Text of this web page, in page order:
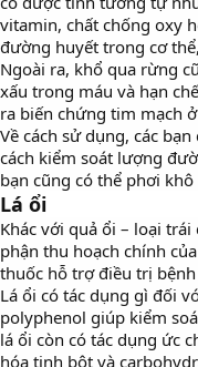
vitamin, chất chống oxy
đường huyết trong cơ
Ngoài ra, khổ qua rừng
xấu trong máu và hạn
ra biến chứng tim mạch
Về cách sử dụng, các
cách kiểm soát lượng
bạn cũng có thể phơi
Lá ổi
Khác với quả ổi – loại
phận thu hoạch chính
thuốc hỗ trợ điều trị
Lá ổi có tác dụng gì đối
polyphenol giúp kiểm
lá ổi còn có tác dụng ức
hóa tinh bột và